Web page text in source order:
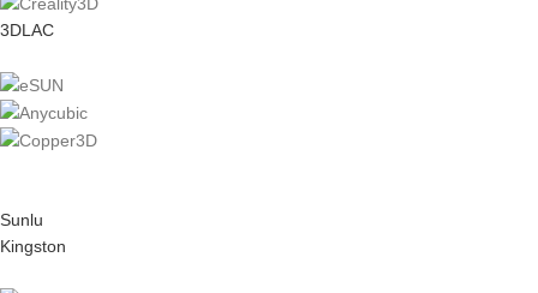
3DLAC
Sunlu
Kingston